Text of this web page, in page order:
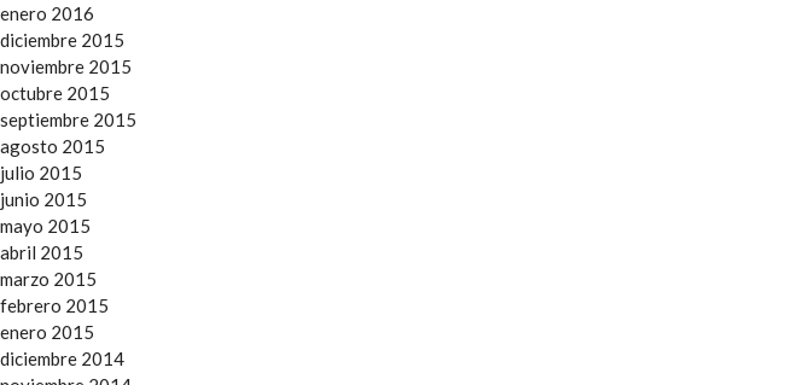
enero 2016
diciembre 2015
noviembre 2015
octubre 2015
septiembre 2015
agosto 2015
julio 2015
junio 2015
mayo 2015
abril 2015
marzo 2015
febrero 2015
enero 2015
diciembre 2014